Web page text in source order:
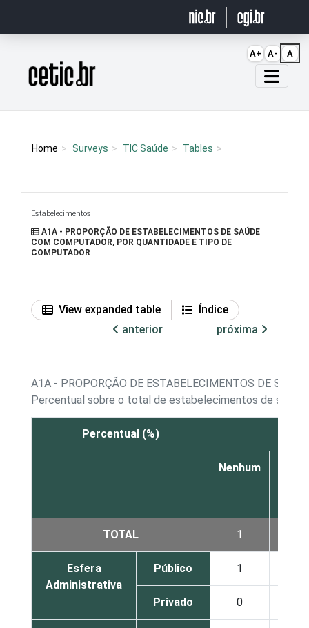
Página inicial
Home Surveys TIC Saúde Tables
Estabelecimentos
A1A - PROPORÇÃO DE ESTABELECIMENTOS DE SAÚDE
COM COMPUTADOR, POR QUANTIDADE E TIPO DE
COMPUTADOR
View expanded table
Índice
anterior
próxima
A1A - PROPORÇÃO DE ESTABELECIMENTOS DE
Percentual sobre o total de estabelecimentos de
Percentual (%)
Nenhum
TOTAL 1
Esfera
Administrativa
Público 1
Privado 0
A+ A- A